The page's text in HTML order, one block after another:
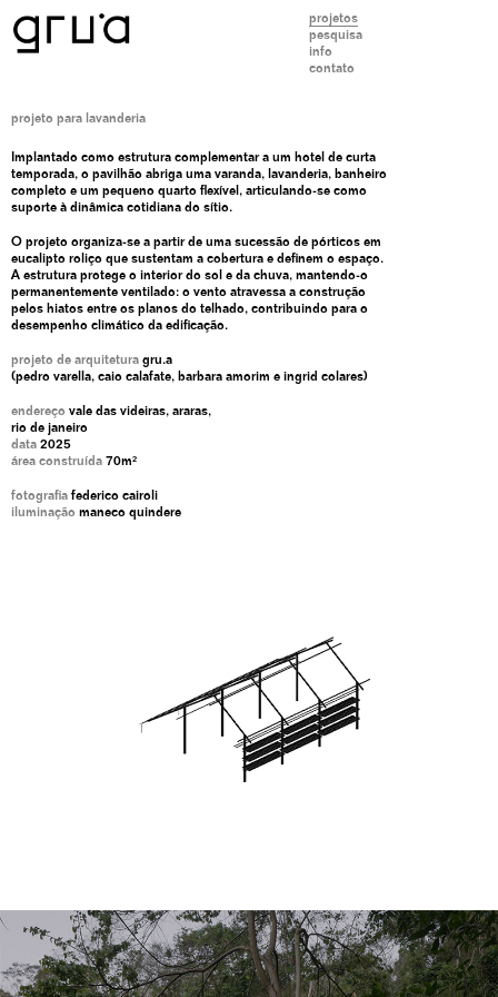
projetos
pesquisa
info
contato
projeto para lavanderia
Implantado como estrutura complementar a um hotel de curta
temporada, o pavilhão abriga uma varanda, lavanderia, banheiro
completo e um pequeno quarto flexível, articulando-se como
suporte à dinâmica cotidiana do sítio.
O projeto organiza-se a partir de uma sucessão de pórticos em
eucalipto roliço que sustentam a cobertura e definem o espaço.
A estrutura protege o interior do sol e da chuva, mantendo-o
permanentemente ventilado: o vento atravessa a construção
pelos hiatos entre os planos do telhado, contribuindo para o
desempenho climático da edificação.
projeto de arquitetura gru.a
(pedro varella, caio calafate, barbara amorim e ingrid colares)
endereço vale das videiras, araras,
rio de janeiro
data 2025
área construída 70m²
fotografia federico cairoli
iluminação maneco quindere